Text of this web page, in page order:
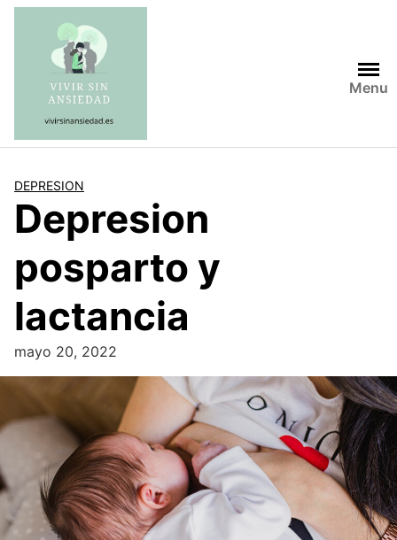
Saltar
contenido
Menu
DEPRESION
Depresion
posparto y
lactancia
mayo 20, 2022